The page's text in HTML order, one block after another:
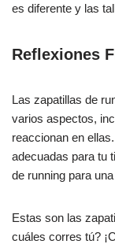
es diferente y las
Reflexiones
Las zapatillas de
varios aspectos,
reaccionan en
adecuadas para tu
de running para
Estas son las
cuáles corres tú?